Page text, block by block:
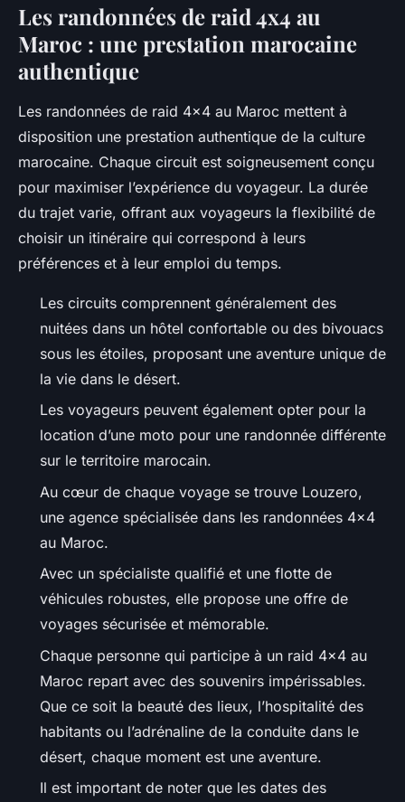
Les randonnées de raid 4x4 au
Maroc : une prestation marocaine
authentique
Les randonnées de raid 4x4 au Maroc mettent à
disposition une prestation authentique de la culture
marocaine. Chaque circuit est soigneusement conçu
pour maximiser l’expérience du voyageur. La durée
du trajet varie, offrant aux voyageurs la flexibilité de
choisir un itinéraire qui correspond à leurs
préférences et à leur emploi du temps.
Les circuits comprennent généralement des
nuitées dans un hôtel confortable ou des bivouacs
sous les étoiles, proposant une aventure unique de
la vie dans le désert.
Les voyageurs peuvent également opter pour la
location d’une moto pour une randonnée différente
sur le territoire marocain.
Au cœur de chaque voyage se trouve Louzero,
une agence spécialisée dans les randonnées 4x4
au Maroc.
Avec un spécialiste qualifié et une flotte de
véhicules robustes, elle propose une offre de
voyages sécurisée et mémorable.
Chaque personne qui participe à un raid 4x4 au
Maroc repart avec des souvenirs impérissables.
Que ce soit la beauté des lieux, l’hospitalité des
habitants ou l’adrénaline de la conduite dans le
désert, chaque moment est une aventure.
Il est important de noter que les dates des